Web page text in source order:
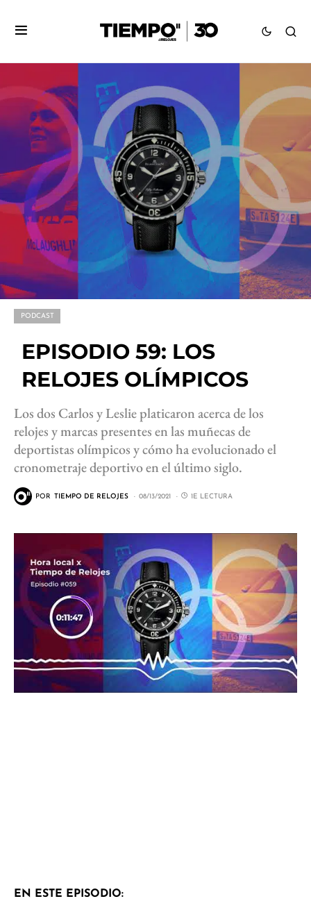
PODCAST
EPISODIO 59: LOS
RELOJES OLÍMPICOS​
Los dos Carlos y Leslie platicaron acerca de los
relojes y marcas presentes en las muñecas de
deportistas olímpicos y cómo ha evolucionado el
cronometraje deportivo en el último siglo.
POR TIEMPO DE RELOJES 08/13/2021 1E LECTURA
EN ESTE EPISODIO: